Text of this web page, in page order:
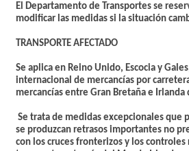
El Departamento de Transportes se
modificar las medidas si la situación
TRANSPORTE AFECTADO
Se aplica en Reino Unido, Escocia y
internacional de mercancías por
mercancías entre Gran Bretaña e Irlanda
Se trata de medidas excepcionales que
se produzcan retrasos importantes no
con los cruces fronterizos y los controles